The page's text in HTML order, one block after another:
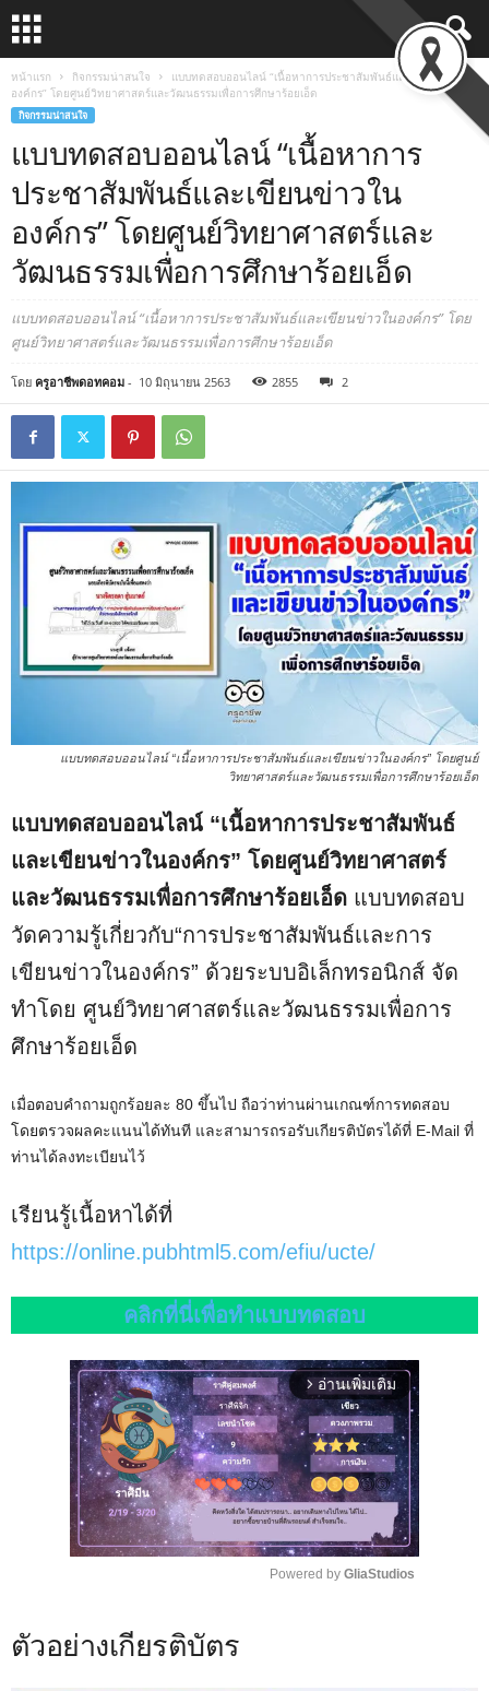
หน้าแรก กิจกรรมน่าสนใจ
แบบทดสอบออนไลน์ “เนื้อหาการประชาสัมพันธ์และเขียนข่าวใน
องค์กร” โดยศูนย์วิทยาศาสตร์และวัฒนธรรมเพื่อการศึกษาร้อยเอ็ด
กิจกรรมน่าสนใจ
แบบทดสอบออนไลน์ “เนื้อหาการ
ประชาสัมพันธ์และเขียนข่าวใน
องค์กร” โดยศูนย์วิทยาศาสตร์และ
วัฒนธรรมเพื่อการศึกษาร้อยเอ็ด
แบบทดสอบออนไลน์ “เนื้อหาการประชาสัมพันธ์และเขียนข่าวในองค์กร” โดย
ศูนย์วิทยาศาสตร์และวัฒนธรรมเพื่อการศึกษาร้อยเอ็ด
โดย ครูอาชีพดอทคอม - 10 มิถุนายน 2563 2855 2
แบบทดสอบออนไลน์ “เนื้อหาการประชาสัมพันธ์และเขียนข่าวในองค์กร” โดยศูนย์
วิทยาศาสตร์และวัฒนธรรมเพื่อการศึกษาร้อยเอ็ด
แบบทดสอบออนไลน์ “เนื้อหาการประชาสัมพันธ์
และเขียนข่าวในองค์กร” โดยศูนย์วิทยาศาสตร์
และวัฒนธรรมเพื่อการศึกษาร้อยเอ็ด แบบทดสอบ
วัดความรู้เกี่ยวกับ“การประชาสัมพันธ์เเละการ
เขียนข่าวในองค์กร” ด้วยระบบอิเล็กทรอนิกส์ จัด
ทำโดย ศูนย์วิทยาศาสตร์และวัฒนธรรมเพื่อการ
ศึกษาร้อยเอ็ด
เมื่อตอบคำถามถูกร้อยละ 80 ขึ้นไป ถือว่าท่านผ่านเกณฑ์การทดสอบ
โดยตรวจผลคะแนนได้ทันที และสามารถรอรับเกียรติบัตรได้ที่ E-Mail ที่
ท่านได้ลงทะเบียนไว้
เรียนรู้เนื้อหาได้ที่
https://online.pubhtml5.com/efiu/ucte/
คลิกที่นี่เพื่อทำแบบทดสอบ
arrow_forward_ios อ่านเพิ่มเติม
Powered by GliaStudios
ตัวอย่างเกียรติบัตร